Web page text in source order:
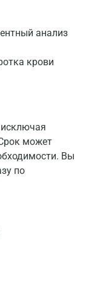
анализ
крови
исключая
может
Вы
по